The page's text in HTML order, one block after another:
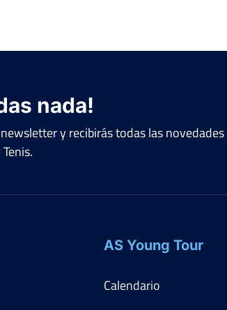
nada!
y recibirás todas las novedades
AS Young Tour
Calendario